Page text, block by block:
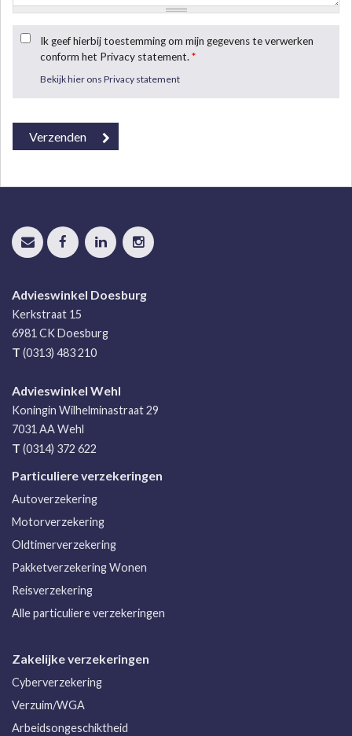
Ik geef hierbij toestemming om mijn gegevens te verwerken
conform het Privacy statement. *
Bekijk hier ons Privacy statement
Advieswinkel Doesburg
Kerkstraat 15
6981 CKDoesburg
T (0313) 483 210
Advieswinkel Wehl
Koningin Wilhelminastraat 29
7031 AAWehl
T (0314) 372 622
Particuliere verzekeringen
Autoverzekering
Motorverzekering
Oldtimerverzekering
Pakketverzekering Wonen
Reisverzekering
Alle particuliere verzekeringen
Zakelijke verzekeringen
Cyberverzekering
Verzuim/WGA
Arbeidsongeschiktheid